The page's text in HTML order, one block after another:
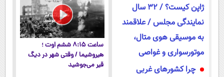
ژاپن کیست؟ / 32 سال
نمایندگی مجلس / علاقمند
به موسیقی هوی متال،
موتورسواری و غواصی
چرا کشورهای غربی
ساعت ۸:۱۵ ششم اوت ؛
هیروشیما / وقتی شهر در دیگ
قیر می‌جوشید